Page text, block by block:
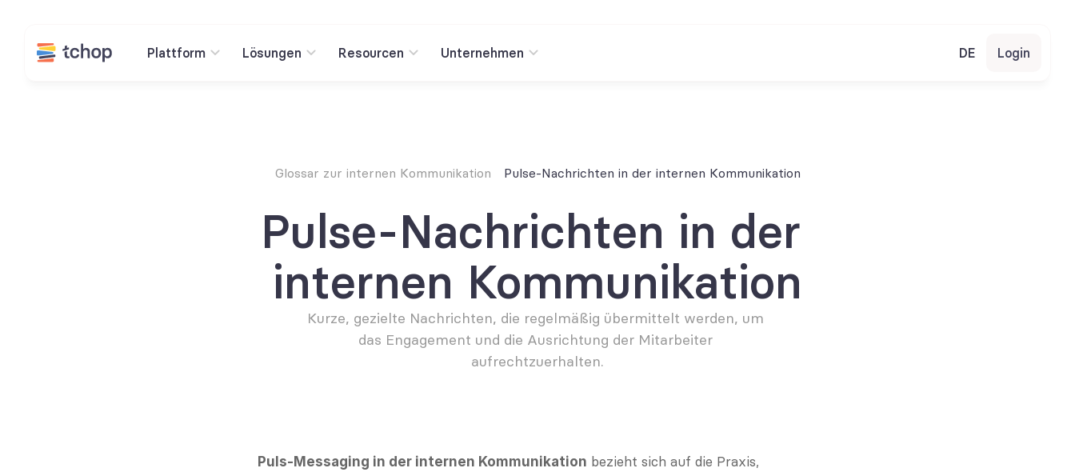
Plattform Lösungen Resourcen Unternehmen DE Login
Glossar zur internen Kommunikation Pulse-Nachrichten in der internen Kommunikation
Pulse-Nachrichten in der
internen Kommunikation
Kurze, gezielte Nachrichten, die regelmäßig übermittelt werden, um
das Engagement und die Ausrichtung der Mitarbeiter
aufrechtzuerhalten.
Puls-Messaging in der internen Kommunikation bezieht sich auf die Praxis,